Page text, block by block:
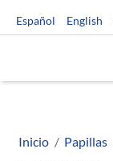
Español English
Inicio / Papillas